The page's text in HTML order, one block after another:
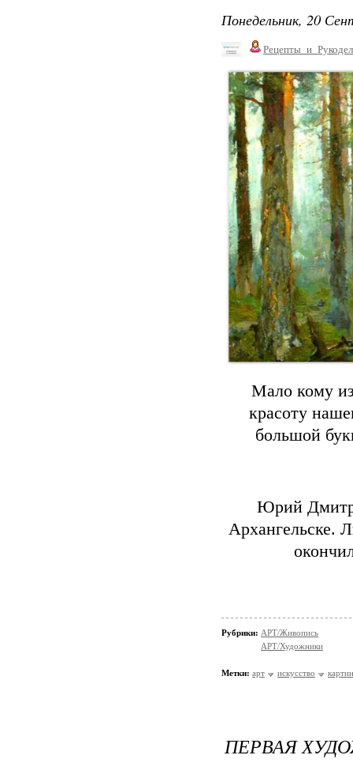
Понедельник, 20
Мало кому из
красоту
большой
Юрий
Архангельске.
Рубрики: АРТ/Живопись
АРТ/Художники
Метки: арт искусство
ПЕРВАЯ